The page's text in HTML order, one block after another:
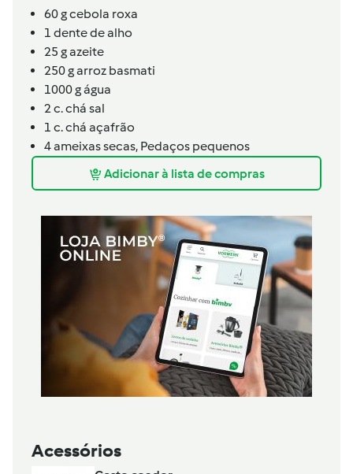
60gcebola roxa
1 dente de alho
25 gazeite
250garroz basmati
1000gágua
2c. chá sal
1 c. chá açafrão
4ameixas secas, Pedaços pequenos
Adicionar à lista de compras
Acessórios